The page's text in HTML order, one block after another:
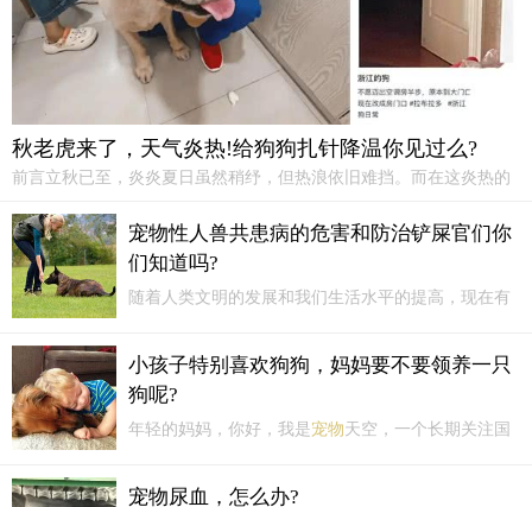
秋老虎来了，天气炎热!给狗狗扎针降温你见过么?
前言立秋已至，炎炎夏日虽然稍纾，但热浪依旧难挡。而在这炎热的
最近，一系列有关狗狗与炎热天气的趣事在网络上引发热烈讨论，让
人忍俊不禁的也更加关注起宠物
宠物性人兽共患病的危害和防治铲屎官们你
们知道吗?
随着人类文明的发展和我们生活水平的提高，现在有
人们的关系越来越密切，养 宠物的人也越来越多，同
时呢增加了人兽共患病的几率。
小孩子特别喜欢狗狗，妈妈要不要领养一只
狗呢?
年轻的妈妈，你好，我是宠物天空，一个长期关注国
宠物尿血，怎么办?